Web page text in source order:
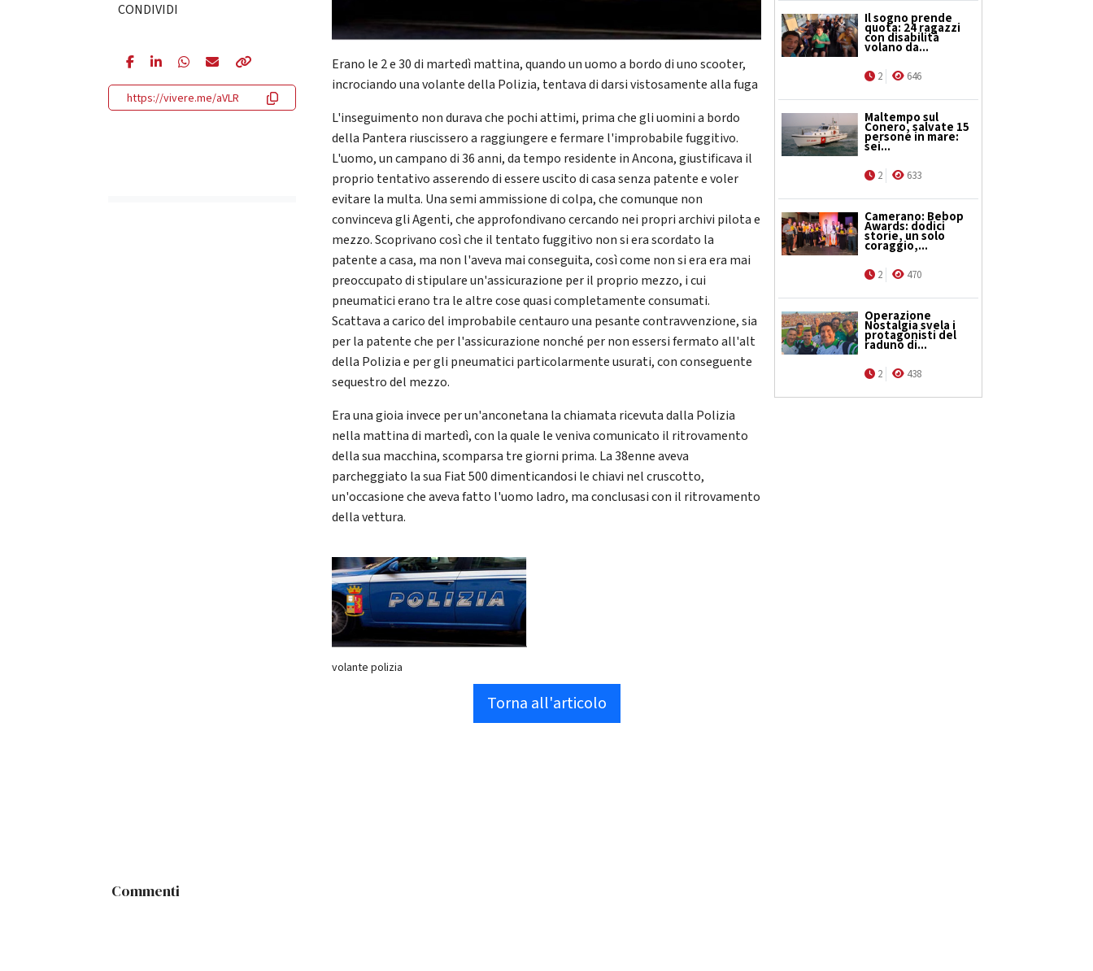
CONDIVIDI
https://vivere.me/aVLR
Erano le 2 e 30 di martedì mattina, quando un uomo a bordo di uno scooter,
incrociando una volante della Polizia, tentava di darsi vistosamente alla fuga
L'inseguimento non durava che pochi attimi, prima che gli uomini a bordo
della Pantera riuscissero a raggiungere e fermare l'improbabile fuggitivo.
L'uomo, un campano di 36 anni, da tempo residente in Ancona, giustificava il
proprio tentativo asserendo di essere uscito di casa senza patente e voler
evitare la multa. Una semi ammissione di colpa, che comunque non
convinceva gli Agenti, che approfondivano cercando nei propri archivi pilota e
mezzo. Scoprivano così che il tentato fuggitivo non si era scordato la
patente a casa, ma non l'aveva mai conseguita, così come non si era era mai
preoccupato di stipulare un'assicurazione per il proprio mezzo, i cui
pneumatici erano tra le altre cose quasi completamente consumati.
Scattava a carico del improbabile centauro una pesante contravvenzione, sia
per la patente che per l'assicurazione nonché per non essersi fermato all'alt
della Polizia e per gli pneumatici particolarmente usurati, con conseguente
sequestro del mezzo.
Era una gioia invece per un'anconetana la chiamata ricevuta dalla Polizia
nella mattina di martedì, con la quale le veniva comunicato il ritrovamento
della sua macchina, scomparsa tre giorni prima. La 38enne aveva
parcheggiato la sua Fiat 500 dimenticandosi le chiavi nel cruscotto,
un'occasione che aveva fatto l'uomo ladro, ma conclusasi con il ritrovamento
della vettura.
volante polizia
Torna all'articolo
Il sogno prende
quota: 24 ragazzi
con disabilità
volano da...
2 646
Maltempo sul
Conero, salvate 15
persone in mare:
sei...
2 633
Camerano: Bebop
Awards: dodici
storie, un solo
coraggio,...
2 470
Operazione
Nostalgia svela i
protagonisti del
raduno di...
2 438
Commenti